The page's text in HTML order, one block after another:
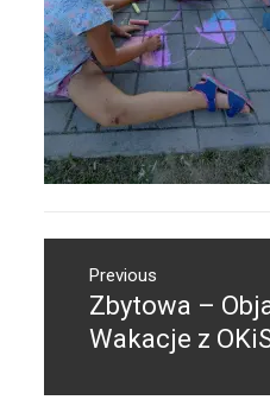
wpisuPrevious
Previous
post:
Zbytowa –
Wakacje z